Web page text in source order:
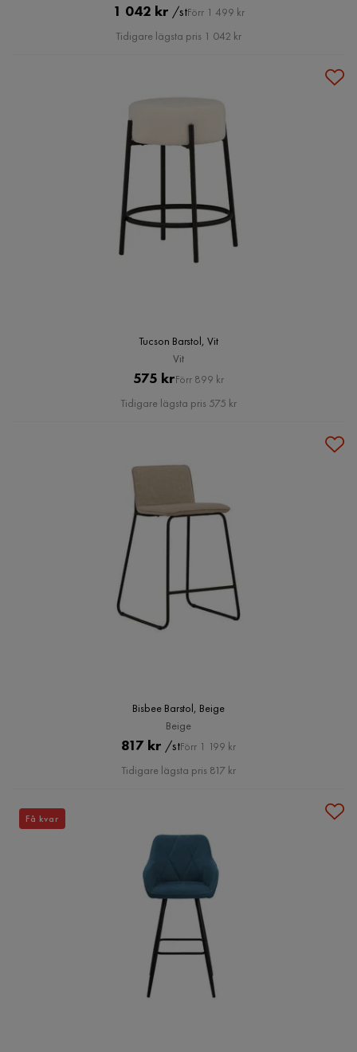
Pris
1 042 kr /st
Original
Pris
Förr 1 499 kr
Tidigare lägsta pris 1 042 kr
Tucson Barstol, Vit
Vit
Pris
575 krOriginal
Pris
Förr 899 kr
Tidigare lägsta pris 575 kr
Bisbee Barstol, Beige
Beige
Pris
817 kr /stOriginal
Pris
Förr 1 199 kr
Tidigare lägsta pris 817 kr
Få kvar